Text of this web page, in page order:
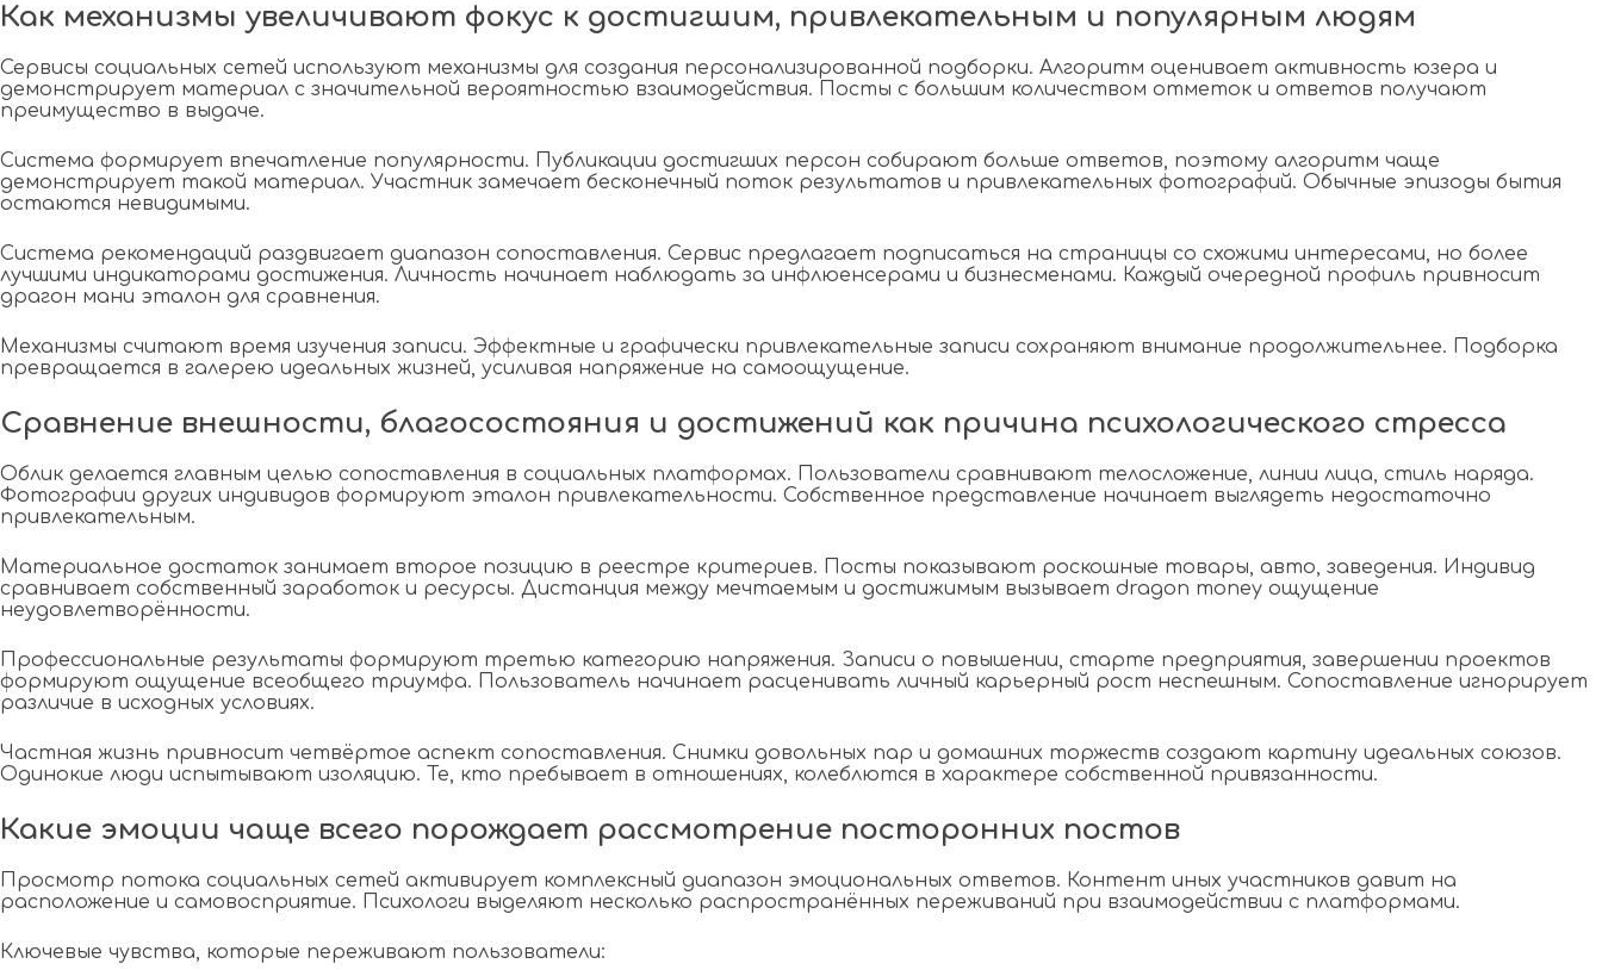
Как механизмы увеличивают фокус к достигшим, привлекательным и популярным людям
Сервисы социальных сетей используют механизмы для создания персонализированной подборки. Алгоритм оценивает активность юзера и
демонстрирует материал с значительной вероятностью взаимодействия. Посты с большим количеством отметок и ответов получают
преимущество в выдаче.
Система формирует впечатление популярности. Публикации достигших персон собирают больше ответов, поэтому алгоритм чаще
демонстрирует такой материал. Участник замечает бесконечный поток результатов и привлекательных фотографий. Обычные эпизоды бытия
остаются невидимыми.
Система рекомендаций раздвигает диапазон сопоставления. Сервис предлагает подписаться на страницы со схожими интересами, но более
лучшими индикаторами достижения. Личность начинает наблюдать за инфлюенсерами и бизнесменами. Каждый очередной профиль привносит
драгон мани эталон для сравнения.
Механизмы считают время изучения записи. Эффектные и графически привлекательные записи сохраняют внимание продолжительнее. Подборка
превращается в галерею идеальных жизней, усиливая напряжение на самоощущение.
Сравнение внешности, благосостояния и достижений как причина психологического стресса
Облик делается главным целью сопоставления в социальных платформах. Пользователи сравнивают телосложение, линии лица, стиль наряда.
Фотографии других индивидов формируют эталон привлекательности. Собственное представление начинает выглядеть недостаточно
привлекательным.
Материальное достаток занимает второе позицию в реестре критериев. Посты показывают роскошные товары, авто, заведения. Индивид
сравнивает собственный заработок и ресурсы. Дистанция между мечтаемым и достижимым вызывает dragon money ощущение
неудовлетворённости.
Профессиональные результаты формируют третью категорию напряжения. Записи о повышении, старте предприятия, завершении проектов
формируют ощущение всеобщего триумфа. Пользователь начинает расценивать личный карьерный рост неспешным. Сопоставление игнорирует
различие в исходных условиях.
Частная жизнь привносит четвёртое аспект сопоставления. Снимки довольных пар и домашних торжеств создают картину идеальных союзов.
Одинокие люди испытывают изоляцию. Те, кто пребывает в отношениях, колеблются в характере собственной привязанности.
Какие эмоции чаще всего порождает рассмотрение посторонних постов
Просмотр потока социальных сетей активирует комплексный диапазон эмоциональных ответов. Контент иных участников давит на
расположение и самовосприятие. Психологи выделяют несколько распространённых переживаний при взаимодействии с платформами.
Ключевые чувства, которые переживают пользователи: